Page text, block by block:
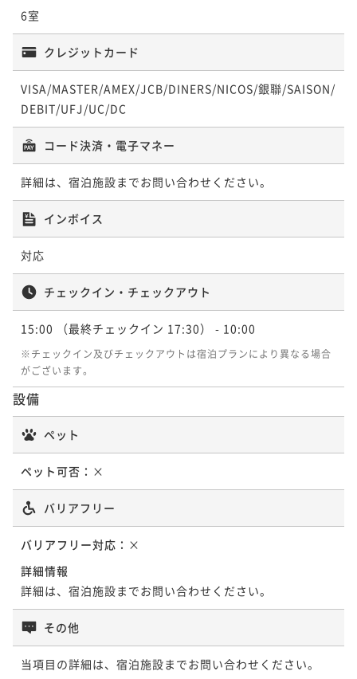
二食付き
ポイント即利用で最大7％OFF
2名 ¥ 69,564 ~
ポイントアップ
【温泉ゆったり旅】「いずも縁結び温泉ゆらり」入浴
券＆湯上り石見麦酒ビール付き＜夕朝食付き＞
二食付き 現地決済可 事前決済可
IN 15:00 - 17:30 OUT10:00
ポイントアップ
【連泊でお得！】出雲でゆったり暮らすように泊まる
古民家旅＜夕朝食付き＞
二食付き 現地決済可
ポイント即利用で最大7％OFF
¥ 129,084 ~
二食付き
¥ 66,216 ~
ポイントアップ
【ファミリープラン】12歳以下のお子様半額＆添寝幼
児無料！家族で楽しむ出雲旅＜夕朝食付き＞
二食付き 現地決済可 事前決済可
IN 15:00 - 17:30 OUT10:00
【日本酒15種飲み放題】旬の恵みが織りなす料理と地
二食付き 現地決済可
ポイント即利用で最大7％OFF
ポイントアップ
【想いを伝える記念日】大切な人へ贈るメッセージプ
レート＜夕朝食付き＞
二食付き 現地決済可 事前決済可
¥ 71,424 ~
【温泉ゆったり旅】「いずも縁結び温泉ゆらり」入浴
6室
クレジットカード
VISA/MASTER/AMEX/JCB/DINERS/NICOS/銀聯/SAISON/
DEBIT/UFJ/UC/DC
コード決済・電子マネー
詳細は、宿泊施設までお問い合わせください。
インボイス
対応
チェックイン・チェックアウト
15:00 （最終チェックイン 17:30） - 10:00
※チェックイン及びチェックアウトは宿泊プランにより異なる場合
がございます。
設備
ペット
ペット可否： ×
バリアフリー
バリアフリー対応： ×
詳細情報
詳細は、宿泊施設までお問い合わせください。
その他
当項目の詳細は、宿泊施設までお問い合わせください。